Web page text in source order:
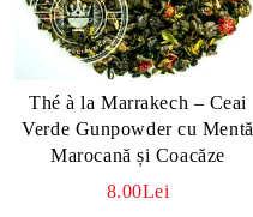
Thé à la Marrakech – Ceai
Verde Gunpowder cu Mentă
Marocană și Coacăze
8.00Lei